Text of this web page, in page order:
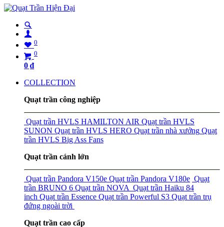
0
0
0 ₫
COLLECTION
Quạt trần công nghiệp
Quạt trần HVLS HAMILTON AIR Quạt trần HVLS
SUNON Quạt trần HVLS HERO Quạt trần nhà xưởng Quạt
trần HVLS Big Ass Fans
Quạt trần cánh lớn
Quạt trần Pandora V150e Quạt trần Pandora V180e Quạt
trần BRUNO 6 Quạt trần NOVA Quạt trần Haiku 84
inch Quạt trần Essence Quạt trần Powerful S3 Quạt trần trụ
đứng ngoài trời
Quạt trần cao cấp